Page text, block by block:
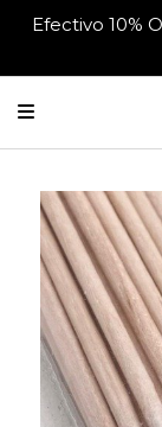
Efectivo 10%